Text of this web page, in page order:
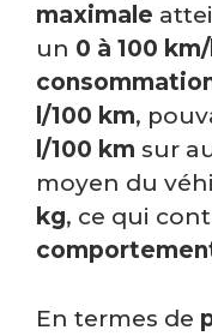
maximale
un 0 à 100
l/100 km,
l/100 km sur
moyen du
kg, ce qui
En termes de